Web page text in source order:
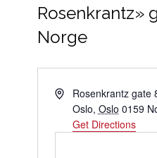
Rosenkrantz»
Norge
AddressRosenkrantz gate
Oslo, Oslo 0159
Get Directions